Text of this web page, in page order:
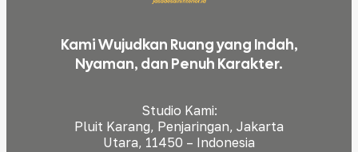
Kami Wujudkan Ruang yang Indah,
Nyaman, dan Penuh Karakter.
Studio Kami:
Pluit Karang, Penjaringan, Jakarta
Utara, 11450 – Indonesia